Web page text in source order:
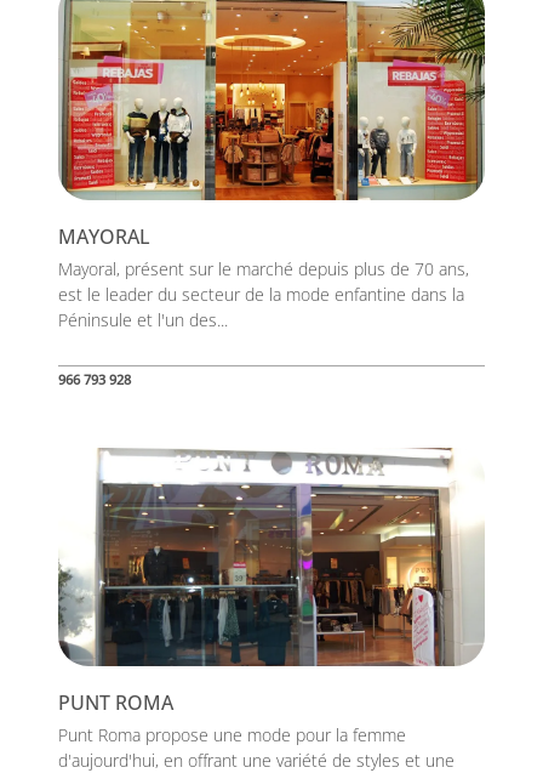
MAYORAL
Mayoral, présent sur le marché depuis plus de 70 ans,
est le leader du secteur de la mode enfantine dans la
Péninsule et l'un des...
966 793 928
PUNT ROMA
Punt Roma propose une mode pour la femme
d'aujourd'hui, en offrant une variété de styles et une